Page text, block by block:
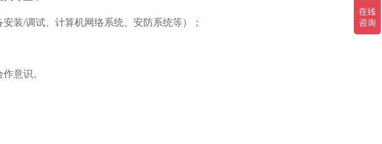
装/调试、计算机网络系统、安防系统等）；
意识。